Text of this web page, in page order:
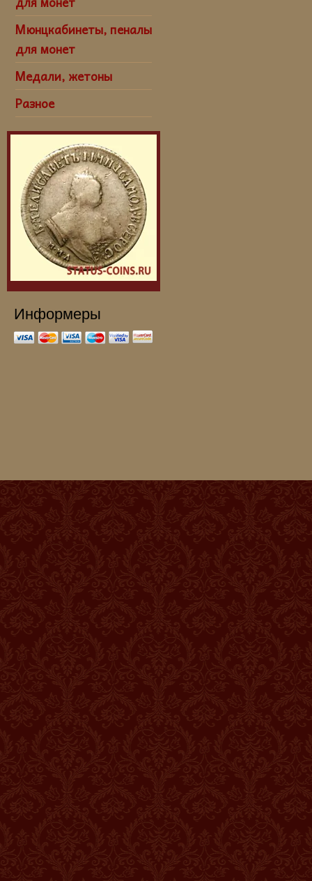
Мюнцкабинеты, пеналы
для монет
Медали, жетоны
Разное
Информеры